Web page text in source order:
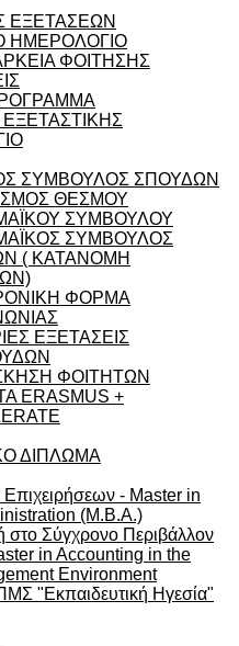
ΕΞΕΤΑΣΕΩΝ
ΗΜΕΡΟΛΟΓΙΟ
ΦΟΙΤΗΣΗΣ
ΣΥΜΒΟΥΛΟΣ ΣΠΟΥΔΩΝ
ΘΕΣΜΟΥ
ΣΥΜΒΟΥΛΟΥ
ΣΥΜΒΟΥΛΟΣ
( ΚΑΤΑΝΟΜΗ
ΦΟΡΜΑ
ΕΞΕΤΑΣΕΙΣ
ΦΟΙΤΗΤΩΝ
ERASMUS +
ΔΙΠΛΩΜΑ
- Master in
(M.B.A.)
στο Σύγχρονο Περιβάλλον
in Accounting in the
Environment
"Εκπαιδευτική Ηγεσία"